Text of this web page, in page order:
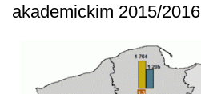
akademickim 2015/2016